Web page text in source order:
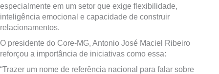
especialmente em um setor que exige flexibilidade,
inteligência emocional e capacidade de construir
relacionamentos.
O presidente do Core-MG, Antonio José Maciel Ribeiro
reforçou a importância de iniciativas como essa:
“Trazer um nome de referência nacional para falar sobre